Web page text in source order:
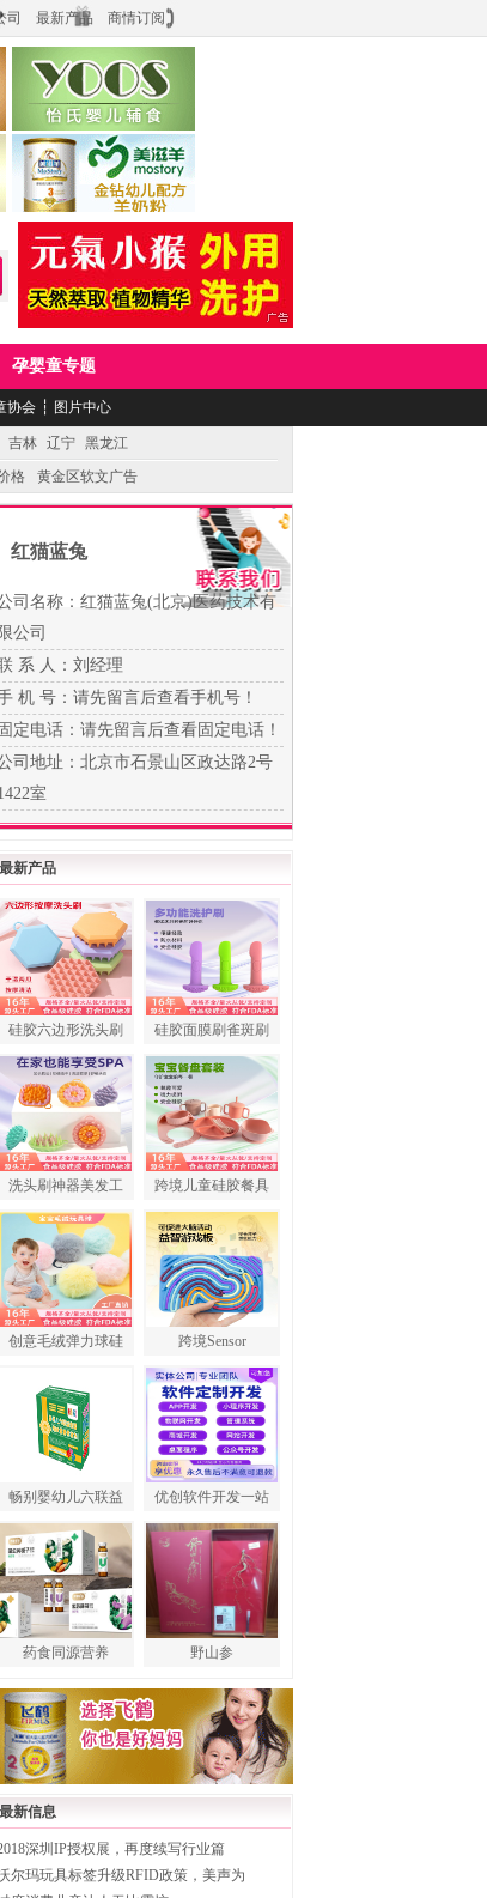
司 最新产品 商情订阅
上海怡氏食品科技有限公司
湖南美滋生物科技有限公司
孕婴童专题
协会 ┆ 图片中心
吉林 辽宁 黑龙江
格 黄金区软文广告
红猫蓝兔
司名称：红猫蓝兔(北京)医药技术有
限公司
系 人：刘经理
机 号： 请先留言后查看手机号！
固定电话： 请先留言后查看固定电话！
司地址：北京市石景山区政达路2号
室
最新产品
硅胶六边形洗头刷 硅胶面膜刷雀斑刷
洗头刷神器美发工 跨境儿童硅胶餐具
创意毛绒弹力球硅 跨境Sensor
畅别婴幼儿六联益 优创软件开发一站
药食同源营养 野山参
最新信息
深圳IP授权展，再度续写行业篇
尔玛玩具标签升级RFID政策，美声为